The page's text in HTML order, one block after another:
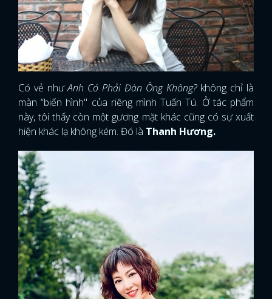
Có vẻ nhưAnh Có Phải Đàn Ông Không? không chỉ là
màn “biến hình" của riêng mình Tuấn Tú. Ở tác phẩm
này, tôi thấy còn một gương mặt khác cũng có sự xuất
hiện khác lạ không kém. Đó là Thanh Hương.